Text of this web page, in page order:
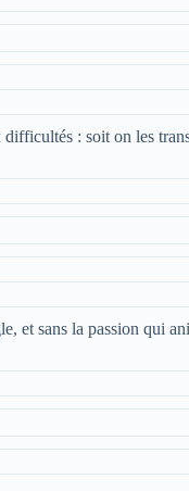
: soit on les
et sans la passion qui